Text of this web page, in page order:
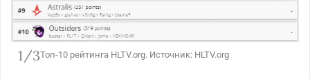
1/3Топ-10 рейтинга HLTV.org. Источник: HLTV.org